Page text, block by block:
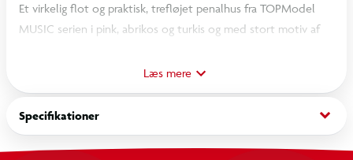
Et virkelig flot og praktisk, trefløjet penalhus fra TOPModel
MUSIC serien i pink, abrikos og turkis og med stort motiv af
metallisk glitterbaggrund. Penalhuset er opdelt i tre store rum
og er fyldt med alt, hvad man skal bruge til at tegne og skrive
med både i skolen og derhjemme som saks, lim, lineal,
viskelæder, blyantspidser, blyanter, 18 farveblyanter og
farvetuscher.
Læs mere
Specifikationer keyboard_arrow_down